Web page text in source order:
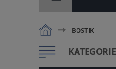
BOSTIK
KATEGORIE